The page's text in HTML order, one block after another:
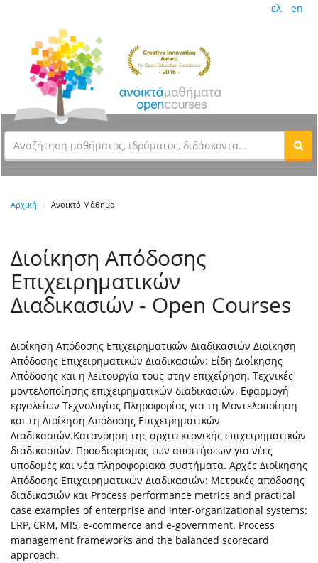
ελ en
Αρχική Ανοικτό Μάθημα
Διοίκηση Απόδοσης
Επιχειρηματικών
Διαδικασιών - Open Courses
Διοίκηση Απόδοσης Επιχειρηματικών Διαδικασιών Διοίκηση
Απόδοσης Επιχειρηματικών Διαδικασιών: Είδη Διοίκησης
Απόδοσης και η λειτουργία τους στην επιχείρηση. Τεχνικές
μοντελοποίησης επιχειρηματικών διαδικασιών. Εφαρμογή
εργαλείων Τεχνολογίας Πληροφορίας για τη Μοντελοποίηση
και τη Διοίκηση Απόδοσης Επιχειρηματικών
Διαδικασιών.Κατανόηση της αρχιτεκτονικής επιχειρηματικών
διαδικασιών. Προσδιορισμός των απαιτήσεων για νέες
υποδομές και νέα πληροφοριακά συστήματα. Αρχές Διοίκησης
Απόδοσης Επιχειρηματικών Διαδικασιών: Μετρικές απόδοσης
διαδικασιών και Process performance metrics and practical
case examples of enterprise and inter-organizational systems:
ERP, CRM, MIS, e-commerce and e-government. Process
management frameworks and the balanced scorecard
approach.